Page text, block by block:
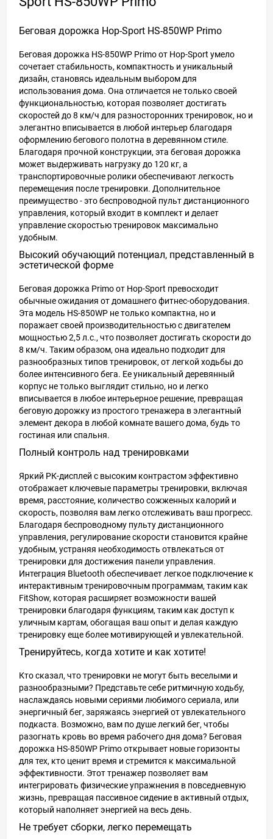
Беговая дорожка Hop-Sport HS-850WP Primo
Беговая дорожка HS-850WP Primo от Hop-Sport умело
сочетает стабильность, компактность и уникальный
дизайн, становясь идеальным выбором для
использования дома. Она отличается не только своей
функциональностью, которая позволяет достигать
скоростей до 8 км/ч для разносторонних тренировок, но и
элегантно вписывается в любой интерьер благодаря
оформлению бегового полотна в деревянном стиле.
Благодаря прочной конструкции, эта беговая дорожка
может выдерживать нагрузку до 120 кг, а
транспортировочные ролики обеспечивают легкость
перемещения после тренировки. Дополнительное
преимущество - это беспроводной пульт дистанционного
управления, который входит в комплект и делает
управление скоростью тренировок максимально
удобным.
Высокий обучающий потенциал, представленный в
эстетической форме
Беговая дорожка Primo от Hop-Sport превосходит
обычные ожидания от домашнего фитнес-оборудования.
Эта модель HS-850WP не только компактна, но и
поражает своей производительностью с двигателем
мощностью 2,5 л.с., что позволяет достигать скорости до
8 км/ч. Таким образом, она идеально подходит для
разнообразных типов тренировок, от легкой ходьбы до
более интенсивного бега. Ее уникальный деревянный
корпус не только выглядит стильно, но и легко
вписывается в любое интерьерное решение, превращая
беговую дорожку из простого тренажера в элегантный
элемент декора в любой комнате вашего дома, будь то
гостиная или спальня.
Полный контроль над тренировками
Яркий РК-дисплей с высоким контрастом эффективно
отображает ключевые параметры тренировки, включая
время, расстояние, количество сожженных калорий и
скорость, позволяя вам легко отслеживать ваш прогресс.
Благодаря беспроводному пульту дистанционного
управления, регулирование скорости становится крайне
удобным, устраняя необходимость отвлекаться от
тренировки для достижения панели управления.
Интеграция Bluetooth обеспечивает легкое подключение к
интерактивным тренировочным программам, таким как
FitShow, которая расширяет возможности вашей
тренировки благодаря функциям, таким как доступ к
уличным картам, обогащая ваш опыт и делая каждую
тренировку еще более мотивирующей и увлекательной.
Тренируйтесь, когда хотите и как хотите!
Кто сказал, что тренировки не могут быть веселыми и
разнообразными? Представьте себе ритмичную ходьбу,
наслаждаясь новыми сериями любимого сериала, или
энергичный бег, заряжаясь энергией от увлекательного
подкаста. Возможно, вам по душе легкий бег, чтобы
разогнать кровь во время рабочего дня дома? Беговая
дорожка HS-850WP Primo открывает новые горизонты
для тех, кто ценит время и стремится к максимальной
эффективности. Этот тренажер позволяет вам
интегрировать физические упражнения в повседневную
жизнь, превращая пассивное сидение в активный отдых,
который наполняет энергией на весь день.
Не требует сборки, легко перемещать